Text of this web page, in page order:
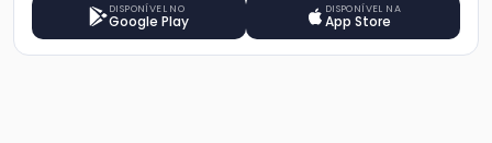
DISPONÍVEL NO
Google Play
DISPONÍVEL NA
App Store